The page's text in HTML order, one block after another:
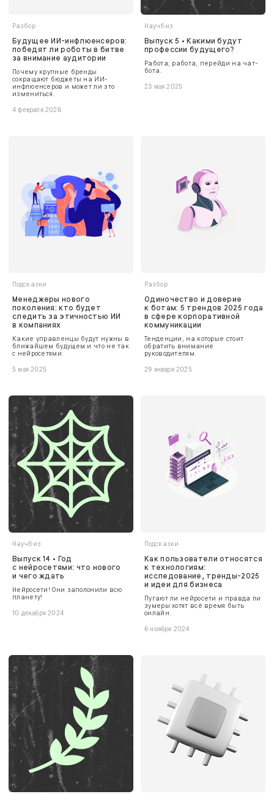
Разбор
Будущее ИИ-инфлюенсеров:
победят ли роботы в битве
за внимание аудитории
Почему крупные бренды
сокращают бюджеты на ИИ-
инфлюенсеров и может ли это
измениться.
4 февраля 2026
Научбиз
Выпуск 5 • Какими будут
профессии будущего?
Работа, работа, перейди на чат-
бота.
23 мая 2025
Подсказки
Менеджеры нового
поколения: кто будет
следить за этичностью ИИ
в компаниях
Какие управленцы будут нужны в
ближайшем будущем и что не так
с нейросетями.
5 мая 2025
Разбор
Одиночество и доверие
к ботам: 5 трендов 2025 года
в сфере корпоративной
коммуникации
Тенденции, на которые стоит
обратить внимание
руководителям.
29 января 2025
Научбиз
Выпуск 14 • Год
с нейросетями: что нового
и чего ждать
Нейросети! Они заполонили всю
планету!
10 декабря 2024
Подсказки
Как пользователи относятся
к технологиям:
исследование, тренды-2025
и идеи для бизнеса
Пугают ли нейросети и правда ли
зумеры хотят всё время быть
онлайн.
6 ноября 2024